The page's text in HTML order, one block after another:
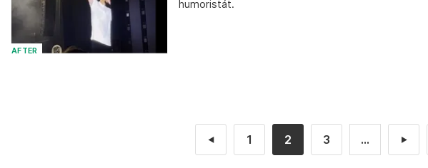
AFTER
humoristát.
◄ 1 2 3 ... ►